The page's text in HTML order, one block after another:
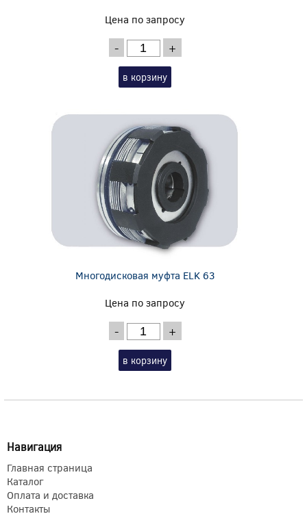
Цена по запросу
- +
в корзину
Многодисковая муфта ELK 63
Цена по запросу
- +
в корзину
Навигация
Главная страница
Каталог
Оплата и доставка
Контакты